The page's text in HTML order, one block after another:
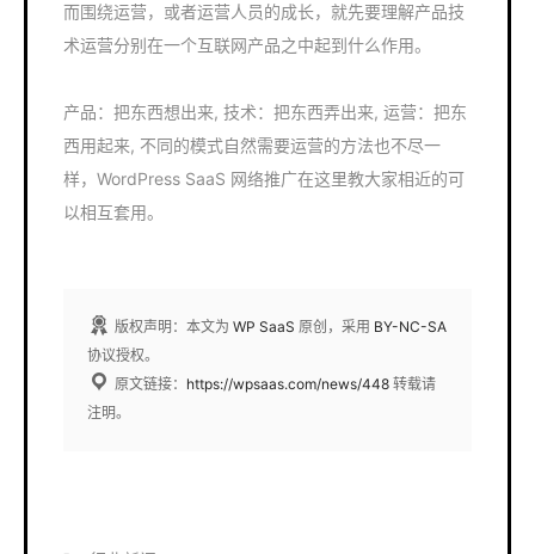
而围绕运营，或者运营人员的成长，就先要理解产品技
术运营分别在一个互联网产品之中起到什么作用。
产品：把东西想出来, 技术：把东西弄出来, 运营：把东
西用起来, 不同的模式自然需要运营的方法也不尽一
样，WordPress SaaS 网络推广在这里教大家相近的可
以相互套用。
版权声明：本文为 WP SaaS 原创，采用 BY-NC-SA
协议授权。
原文链接： https://wpsaas.com/news/448 转载请
注明。